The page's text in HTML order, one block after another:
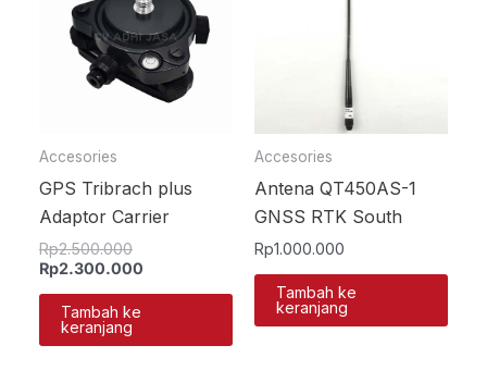
Accesories
GPS Tribrach plus
Adaptor Carrier
Rp2.500.000
Rp2.500.000.
Rp2.300.000
adalah:
Rp2.300.000.
Tambah ke
keranjang
Accesories
Antena QT450AS-1
GNSS RTK South
Rp1.000.000
Tambah ke
keranjang